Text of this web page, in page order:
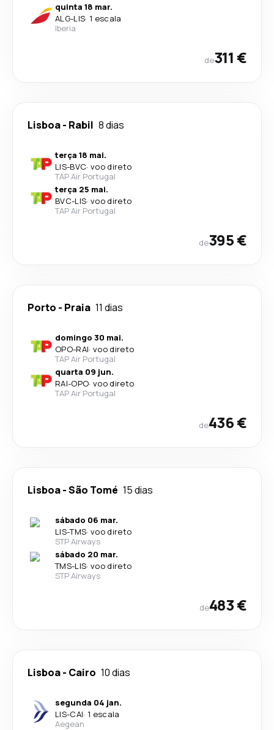
quinta 18 mar.
ALG-LIS· 1 escala
Iberia
de311 €
Lisboa- Rabil 8 dias
terça 18 mai.
LIS-BVC· voo direto
TAP Air Portugal
terça 25 mai.
BVC-LIS· voo direto
TAP Air Portugal
de395 €
Porto - Praia 11 dias
domingo 30 mai.
OPO-RAI· voo direto
TAP Air Portugal
quarta 09 jun.
RAI-OPO· voo direto
TAP Air Portugal
de436 €
Lisboa-São Tomé 15 dias
sábado 06 mar.
LIS-TMS· voo direto
STP Airways
sábado 20 mar.
TMS-LIS· voo direto
STP Airways
de483 €
Lisboa- Cairo 10 dias
segunda 04 jan.
LIS-CAI· 1 escala
Aegean